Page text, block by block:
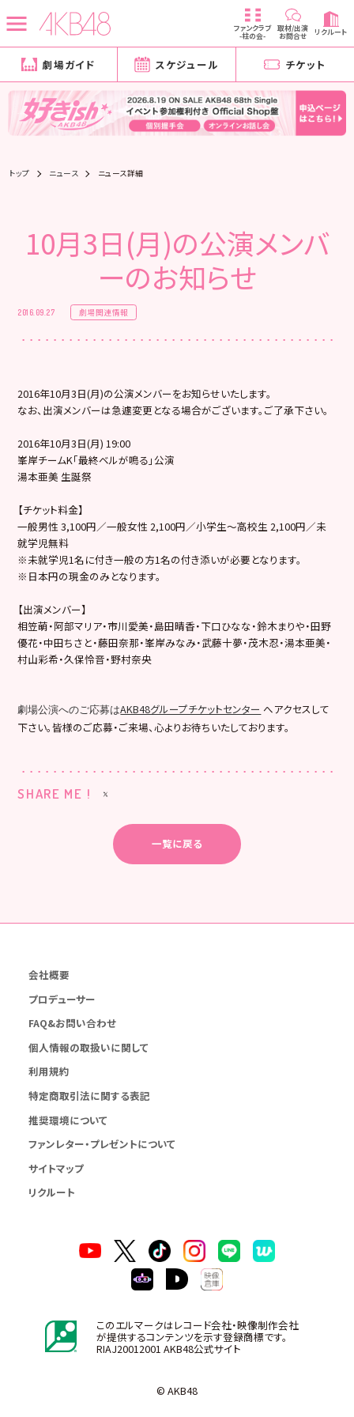
ファンクラブ
-柱の会-
取材/出演
お問合せ リクルート
劇場ガイド スケジュール チケット
トップ ニュース ニュース詳細
10月3日(月)の公演メンバ
ーのお知らせ
2016.09.27 劇場関連情報
2016年10月3日(月)の公演メンバーをお知らせいたします。
なお、出演メンバーは急遽変更となる場合がございます。ご了承下さい。
2016年10月3日(月) 19:00
峯岸チームK「最終ベルが鳴る」公演
湯本亜美 生誕祭
【チケット料金】
一般男性 3,100円／一般女性 2,100円／小学生～高校生 2,100円／未
就学児無料
※未就学児1名に付き一般の方1名の付き添いが必要となります。
※日本円の現金のみとなります。
【出演メンバー】
相笠萌・阿部マリア・市川愛美・島田晴香・下口ひなな・鈴木まりや・田野
優花・中田ちさと・藤田奈那・峯岸みなみ・武藤十夢・茂木忍・湯本亜美・
村山彩希・久保怜音・野村奈央
劇場公演へのご応募はAKB48グループチケットセンター へアクセスして
下さい。皆様のご応募・ご来場、心よりお待ちいたしております。
SHARE ME !
一覧に戻る
会社概要
プロデューサー
FAQ&お問い合わせ
個人情報の取扱いに関して
利用規約
特定商取引法に関する表記
推奨環境について
ファンレター・プレゼントについて
サイトマップ
リクルート
このエルマークはレコード会社・映像制作会社
が提供するコンテンツを示す登録商標です。
RIAJ20012001 AKB48公式サイト
© AKB48